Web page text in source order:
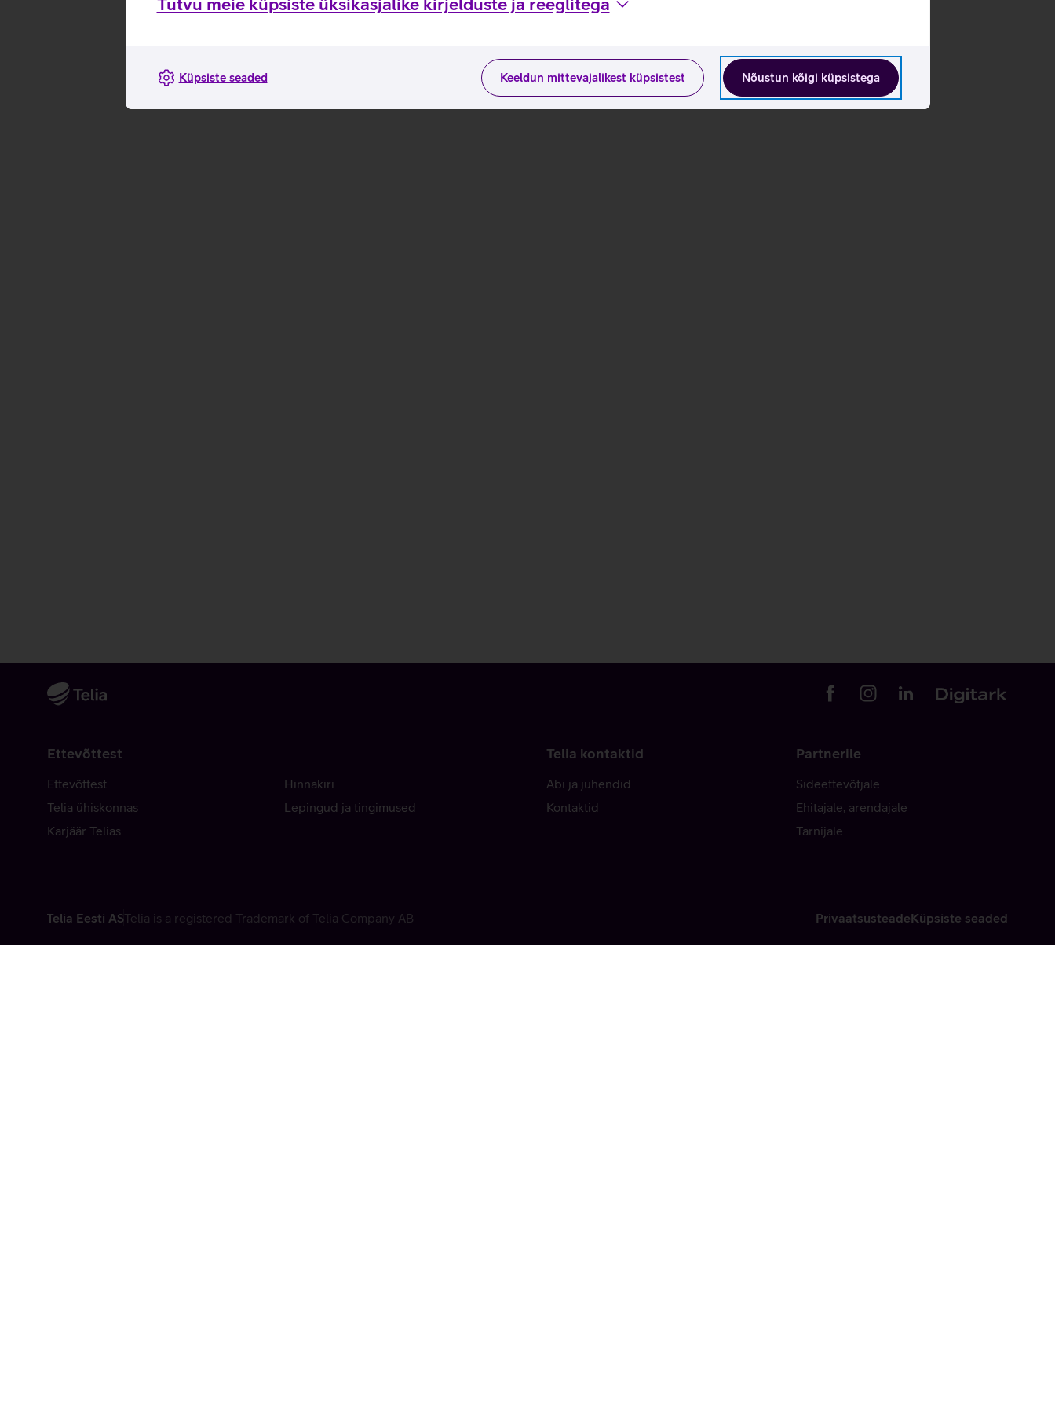
Nõustun kõigi küpsistega
Keeldun mittevajalikest küpsistest
Küpsiste seaded
Ettevõttest
Ettevõttest
Telia ühiskonnas
Karjäär Telias
Hinnakiri
Lepingud ja tingimused
Telia kontaktid
Abi ja juhendid
Kontaktid
Partnerile
Sideettevõtjale
Ehitajale, arendajale
Tarnijale
Telia Eesti ASTelia is a registered Trademark of Telia Company AB PrivaatsusteadeKüpsiste seaded